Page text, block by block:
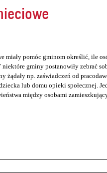
miały pomóc gminom określić, ile
gminy postanowiły zebrać
np. zaświadczeń od
lub domu opieki społecznej.
między osobami